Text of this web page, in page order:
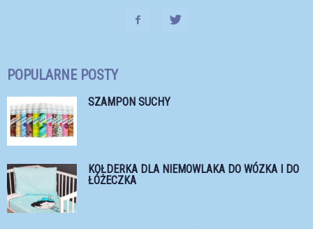
POPULARNE POSTY
SZAMPON SUCHY
KOŁDERKA DLA NIEMOWLAKA DO WÓZKA I DO
ŁÓŻECZKA